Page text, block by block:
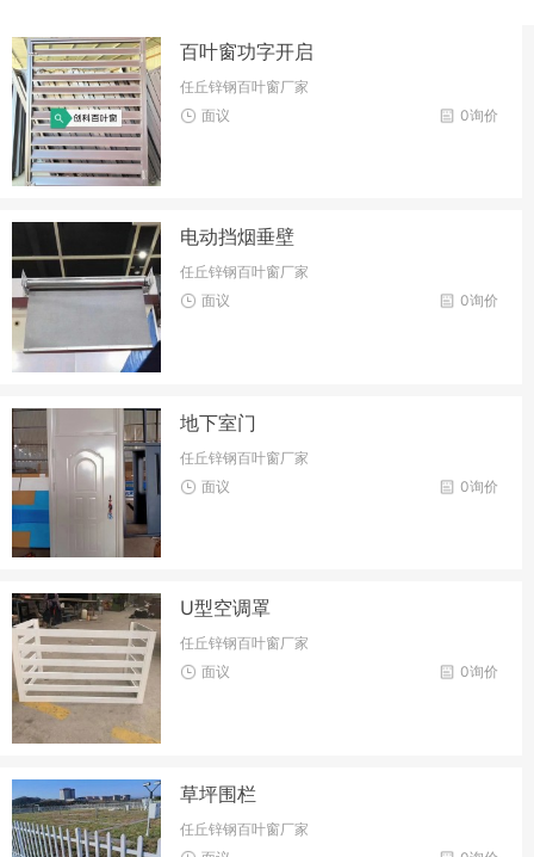
百叶窗功字开启
任丘锌钢百叶窗厂家
0询价
面议
电动挡烟垂壁
任丘锌钢百叶窗厂家
0询价
面议
地下室门
任丘锌钢百叶窗厂家
0询价
面议
U型空调罩
任丘锌钢百叶窗厂家
0询价
面议
草坪围栏
任丘锌钢百叶窗厂家